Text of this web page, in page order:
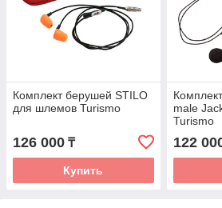
Комплект берушей STILO
для шлемов Turismo
126 000 ₸
Купить
male
Turismo
122